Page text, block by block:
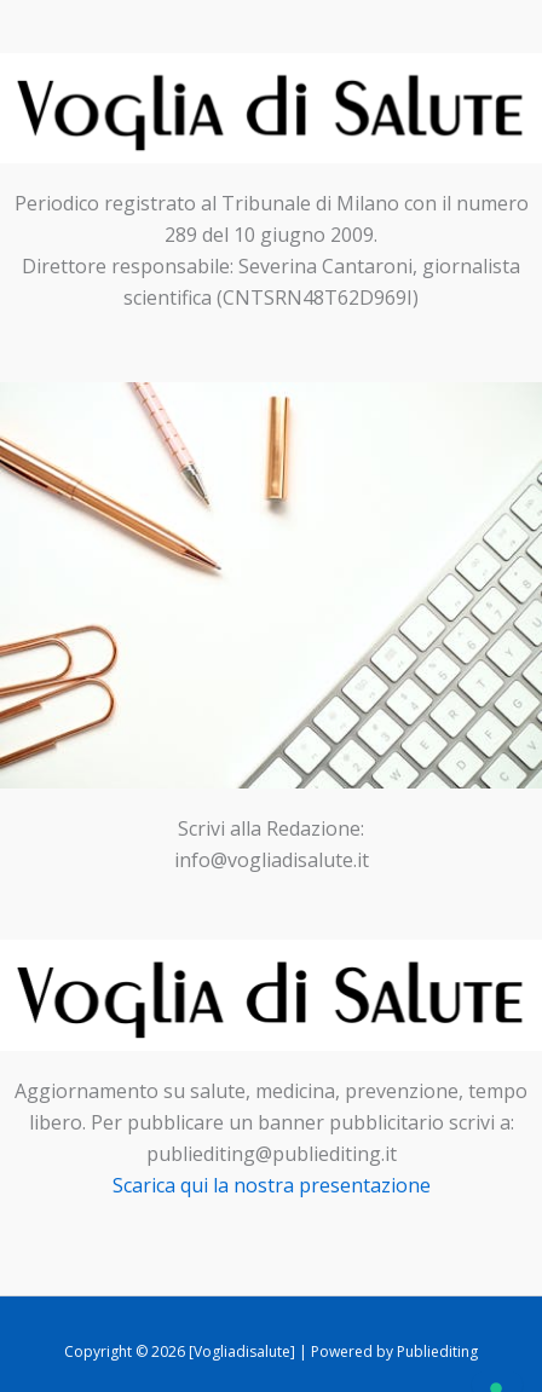
Periodico registrato al Tribunale di Milano con il numero
289 del 10 giugno 2009.
Direttore responsabile: Severina Cantaroni, giornalista
scientifica (CNTSRN48T62D969I)
Scrivi alla Redazione:
info@vogliadisalute.it
Aggiornamento su salute, medicina, prevenzione, tempo
libero. Per pubblicare un banner pubblicitario scrivi a:
publiediting@publiediting.it
Scarica qui la nostra presentazione
Copyright © 2026 [Vogliadisalute] | Powered by Publiediting